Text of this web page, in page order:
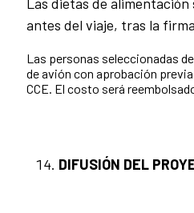
antes del viaje, tras la
Las personas seleccionadas
de avión con aprobación
CCE. El costo será
DIFUSIÓN DEL